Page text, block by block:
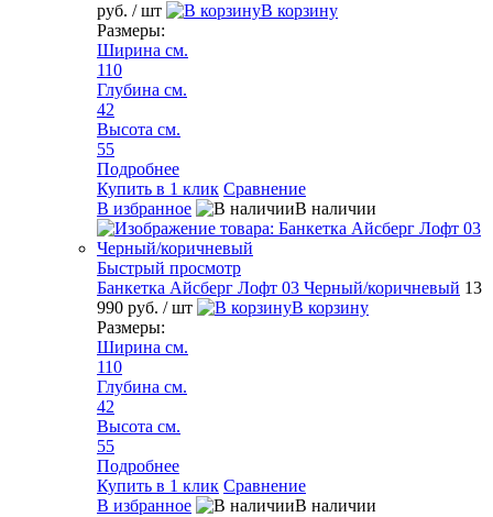
руб. / шт
В корзину
Размеры:
Ширина см.
110
Глубина см.
42
Высота см.
55
Подробнее
Купить в 1 клик Сравнение
В избранное
В наличии
Быстрый просмотр
Банкетка Айсберг Лофт 03 Черный/коричневый 13
990 руб. / шт
В корзину
Размеры:
Ширина см.
110
Глубина см.
42
Высота см.
55
Подробнее
Купить в 1 клик Сравнение
В избранное
В наличии